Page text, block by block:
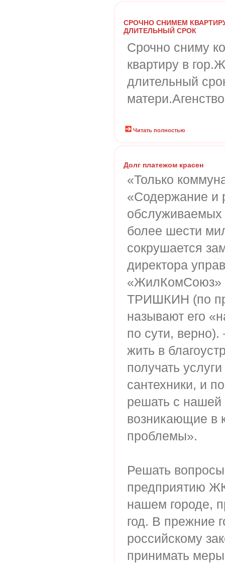
СРОЧНО СНИМЕМ
ДЛИТЕЛЬНЫЙ СРОК
Срочно сниму
квартиру в
длительный
Читать полностью
Долг платежом красен
«Только
«Содержание и
более шести
сокрушается
директора
«ЖилКомСоюз»
ТРИШКИН (по
называют его
по сути,
жить в
получать
сантехники, и
решать с
возникающие в
проблемы».
Решать
предприятию
нашем городе,
год. В прежние
российскому
принимать